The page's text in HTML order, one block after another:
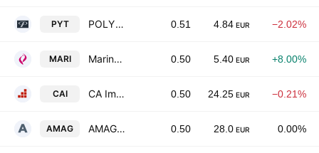
PYT POLYTEC HOLDING AG 0.51 4.84 EUR −2.02%
MARI Marinomed Biotech AG 0.50 5.40 EUR +8.00%
CAI CA Immobilien Anlagen AG 0.50 24.25 EUR −0.21%
AMAG AMAG Austria Metall AG 0.50 28.0 EUR 0.00%